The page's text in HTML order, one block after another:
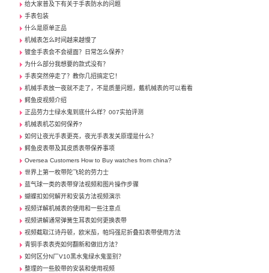
给大家普及下有关于手表防水的问题
手表包装
什么是原单正品
机械表怎么时间越来越慢了
镀金手表会不会褪面？日常怎么保养？
为什么部分我想要的款式没有？
手表突然停走了？教你几招搞定它！
机械手表放一夜就不走了，不是质量问题，戴机械表的可以看看
鳄鱼皮视频介绍
正品劳力士绿水鬼到底什么样？007实拍评测
机械表机芯如何保养?
如何让夜光手表更亮，夜光手表发关原理是什么？
鳄鱼皮表带及其皮质表带保养事项
Oversea Customers How to Buy watches from china?
世界上第一枚带陀飞轮的劳力士
蓝气球一类的表带穿法视频和图片操作步骤
蝴蝶扣如何解开和安装方法视频演示
视频详解机械表的使用和一些注意点
视频讲解通常弹簧生耳表如何更换表带
视频截取江诗丹顿，欧米茄，帕玛强尼折叠扣表带使用方法
青铜手表表壳如何翻新和做旧方法？
如何区分N厂V10黑水鬼绿水鬼鉴别？
整理的一些胶带的安装和使用视频